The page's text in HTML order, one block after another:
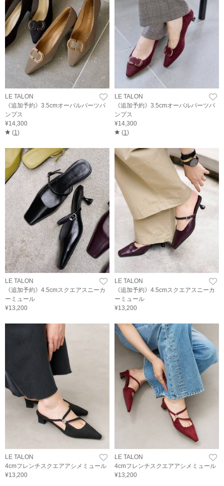
LE TALON
《追加予約》3.5cmオーバルパーツパ
ンプス
¥14,300
(1)
LE TALON
《追加予約》3.5cmオーバルパーツパ
ンプス
¥14,300
(1)
LE TALON
《追加予約》4.5cmスクエアスニーカ
ーミュール
¥13,200
LE TALON
《追加予約》4.5cmスクエアスニーカ
ーミュール
¥13,200
LE TALON
4cmフレンチスクエアアシメミュール
¥13,200
LE TALON
4cmフレンチスクエアアシメミュール
¥13,200